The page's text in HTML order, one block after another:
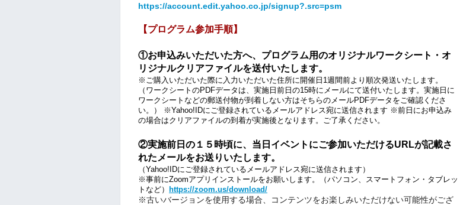
https://account.edit.yahoo.co.jp/signup?.src=psm
【プログラム参加手順】
①お申込みいただいた方へ、プログラム用のオリジナルワークシート・オ
リジナルクリアファイルを送付いたします。
※ご購入いただいた際に入力いただいた住所に開催日1週間前より順次発送いたします。
（ワークシートのPDFデータは、実施日前日の15時にメールにて送付いたします。実施日に
ワークシートなどの郵送付物が到着しない方はそちらのメールPDFデータをご確認くださ
い。） ※Yahoo!IDにご登録されているメールアドレス宛に送信されます ※前日にお申込み
の場合はクリアファイルの到着が実施後となります。ご了承ください。
②実施前日の１５時頃に、当日イベントにご参加いただけるURLが記載さ
れたメールをお送りいたします。
（Yahoo!IDにご登録されているメールアドレス宛に送信されます）
※事前にZoomアプリインストールをお願いします。（パソコン、スマートフォン・タブレッ
トなど）
https://zoom.us/download/
※古いバージョンを使用する場合、コンテンツをお楽しみいただけない可能性がござ